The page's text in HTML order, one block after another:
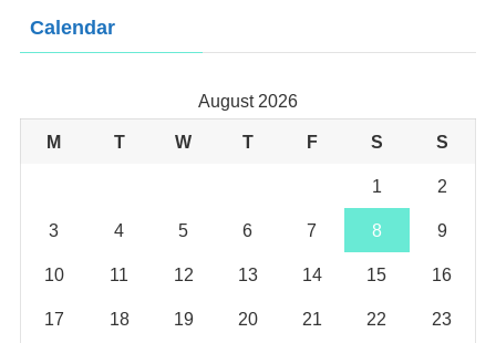
Calendar
August 2026
M T W T F S S
1 2
3 4 5 6 7 8 9
10 11 12 13 14 15 16
17 18 19 20 21 22 23